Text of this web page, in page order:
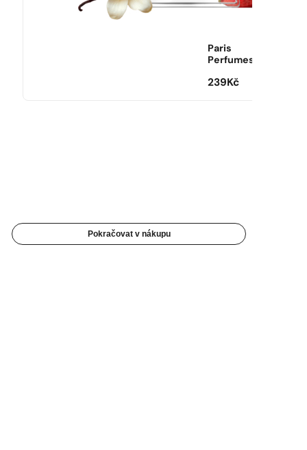
Paris
Perfumes
239Kč
Pokračovat v nákupu